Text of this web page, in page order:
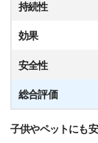
持続性
効果
安全性
総合評価
子供やペットにも